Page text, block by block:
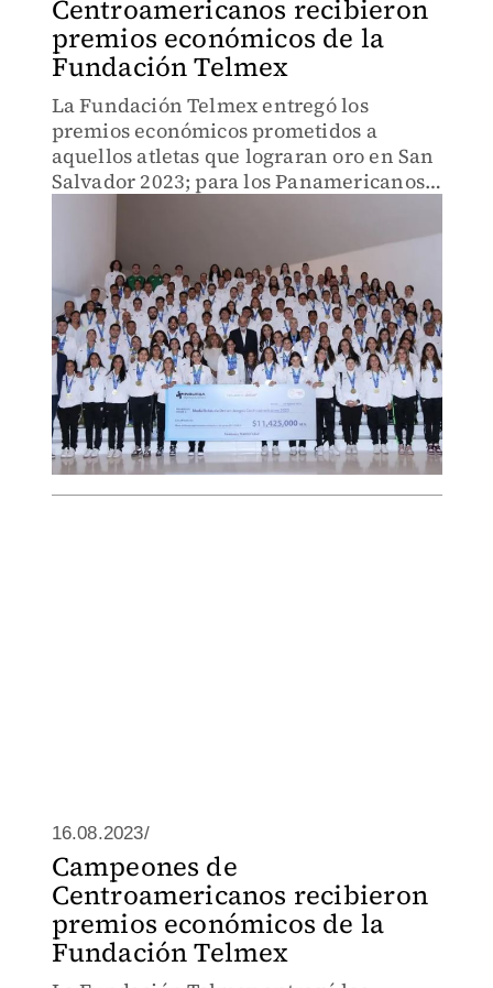
Centroamericanos recibieron
premios económicos de la
Fundación Telmex
La Fundación Telmex entregó los
premios económicos prometidos a
aquellos atletas que lograran oro en San
Salvador 2023; para los Panamericanos
16.08.2023/
Campeones de
Centroamericanos recibieron
premios económicos de la
Fundación Telmex